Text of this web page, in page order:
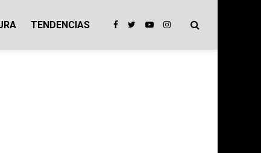
TENDENCIAS